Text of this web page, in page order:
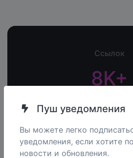
Ссылок
8K+
QR Кодов
191+
Пуш уведомления
Вы можете легко
уведомления, если хотите
новости и обновления.